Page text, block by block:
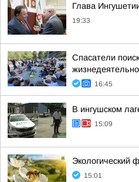
Глава
19:33
Спасатели
16:45
В ингушском
15:09
Экологический
15:01